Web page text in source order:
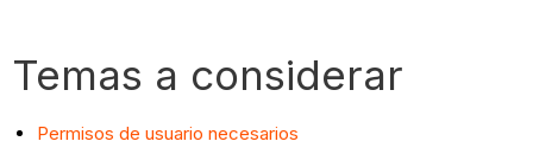
Temas a considerar
Permisos de usuario necesarios